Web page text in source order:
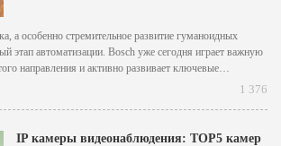
а особенно стремительное развитие гуманоидных
этап автоматизации. Bosch уже сегодня играет важную
направления и активно развивает ключевые
и робототехники. «Современные сенсорные
1 376
IP камеры видеонаблюдения: TOP5 камер